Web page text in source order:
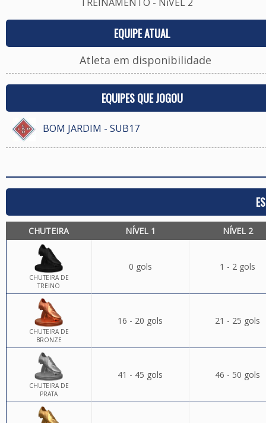
EQUIPE ATUAL
Atleta em disponibilidade
EQUIPES QUE JOGOU
BOM JARDIM - SUB17
CHUTEIRA NÍVEL 1 NÍVEL 2
CHUTEIRA DE
TREINO
0 gols 1 - 2 gols
CHUTEIRA DE
BRONZE
16 - 20 gols 21 - 25 gols
CHUTEIRA DE
PRATA
41 - 45 gols 46 - 50 gols